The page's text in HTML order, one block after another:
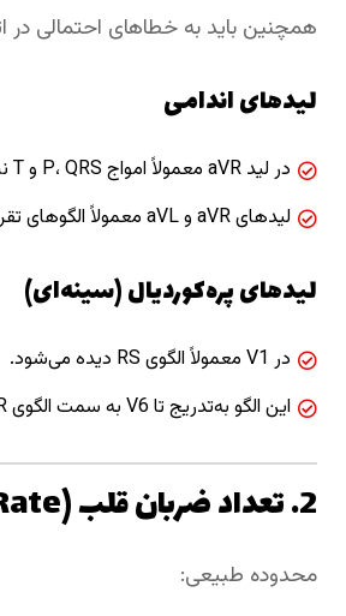
همچنین باید به خطاهای احتمالی در
لیدهای اندامی
در لید aVR معمولاً امواج P، QRS و T نباید همگی معکوس باشند.
لیدهای aVR و aVL معمولاً الگوهای تقریباً آینه‌ای نسبت به یکدیگر دارند.
لیدهای پره‌کوردیال (سینه‌ای)
در V1 معمولاً الگوی RS دیده می‌شود.
این الگو به‌تدریج تا V6 به سمت الگوی QR تغییر می‌کند.
2. تعداد ضربان قلب (Rate)
محدوده طبیعی: